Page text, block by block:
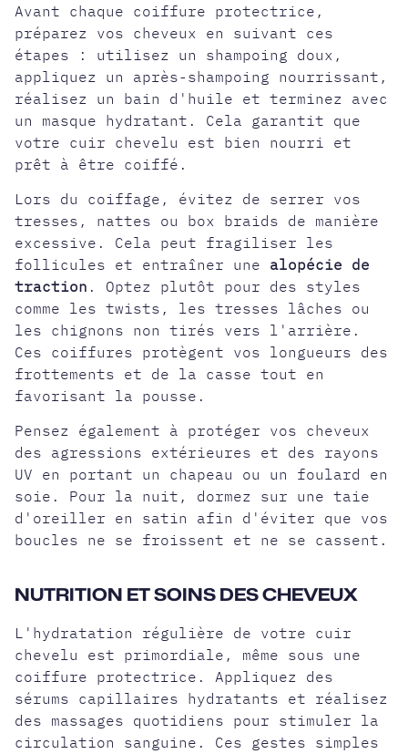
Avant chaque coiffure protectrice,
préparez vos cheveux en suivant ces
étapes : utilisez un shampoing doux,
appliquez un après-shampoing nourrissant,
réalisez un bain d'huile et terminez avec
un masque hydratant. Cela garantit que
votre cuir chevelu est bien nourri et
prêt à être coiffé.
Lors du coiffage, évitez de serrer vos
tresses, nattes ou box braids de manière
excessive. Cela peut fragiliser les
follicules et entraîner une alopécie de
traction . Optez plutôt pour des styles
comme les twists, les tresses lâches ou
les chignons non tirés vers l'arrière.
Ces coiffures protègent vos longueurs des
frottements et de la casse tout en
favorisant la pousse.
Pensez également à protéger vos cheveux
des agressions extérieures et des rayons
UV en portant un chapeau ou un foulard en
soie. Pour la nuit, dormez sur une taie
d'oreiller en satin afin d'éviter que vos
boucles ne se froissent et ne se cassent.
NUTRITION ET SOINS DES CHEVEUX
L'hydratation régulière de votre cuir
chevelu est primordiale, même sous une
coiffure protectrice. Appliquez des
sérums capillaires hydratants et réalisez
des massages quotidiens pour stimuler la
circulation sanguine. Ces gestes simples